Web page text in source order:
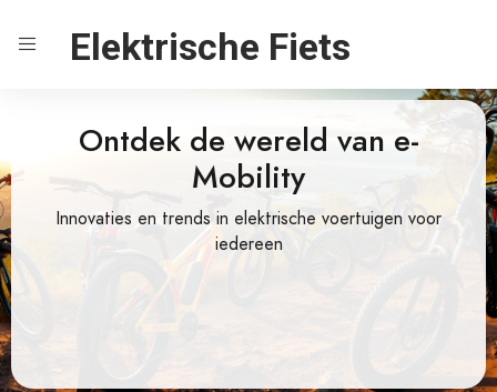
Elektrische Fiets
Ontdek de wereld van e-
Mobility
Innovaties en trends in elektrische voertuigen voor
iedereen